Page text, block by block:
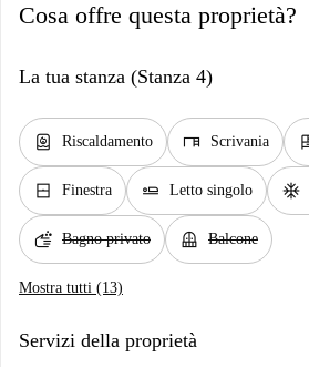
Cosa offre questa proprietà?
La tua stanza (Stanza 4)
water_heater Riscaldamento desk Scrivania
window_closed Finestra airline_seat_flat Letto singolo ac_unit
soap Bagno privato balcony Balcone
Mostra tutti (13)
Servizi della proprietà